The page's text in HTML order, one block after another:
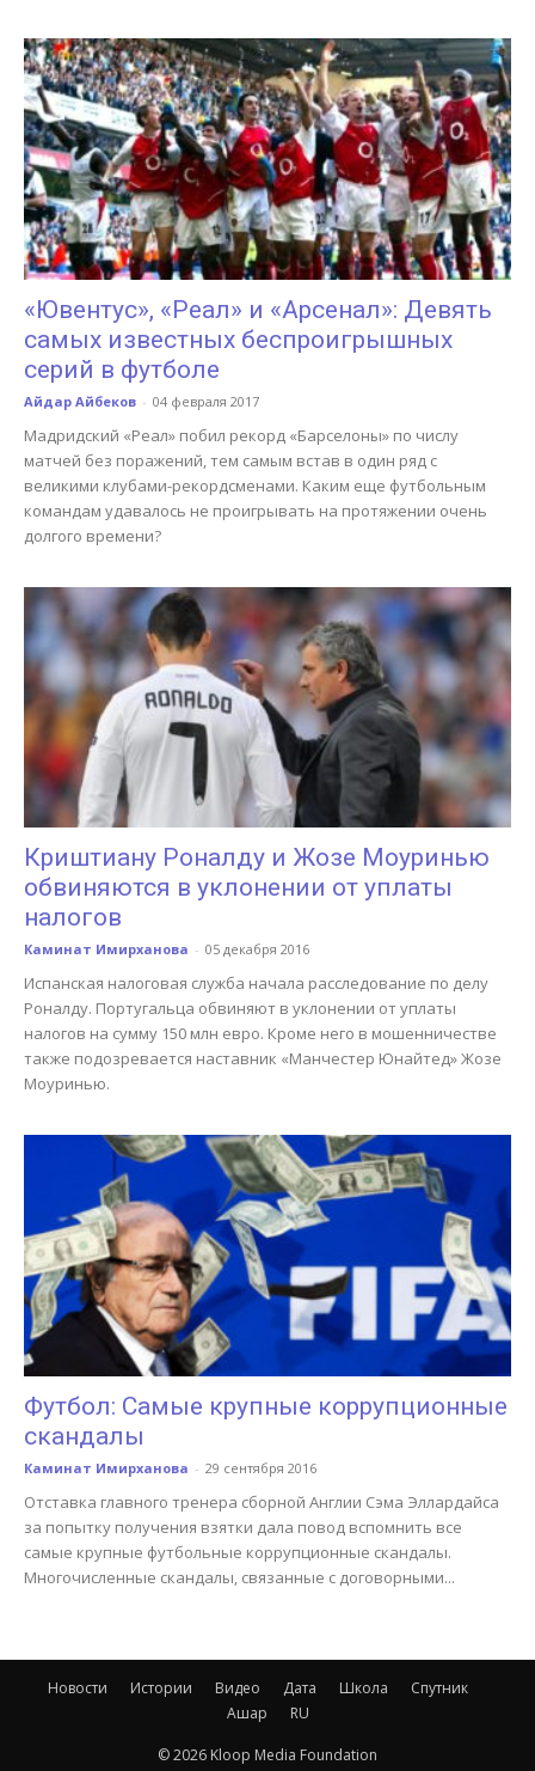
«Ювентус», «Реал» и «Арсенал»: Девять
самых известных беспроигрышных
серий в футболе
Айдар Айбеков - 04 февраля 2017
Мадридский «Реал» побил рекорд «Барселоны» по числу
матчей без поражений, тем самым встав в один ряд с
великими клубами-рекордсменами. Каким еще футбольным
командам удавалось не проигрывать на протяжении очень
долгого времени?
Криштиану Роналду и Жозе Моуринью
обвиняются в уклонении от уплаты
налогов
Каминат Имирханова - 05 декабря 2016
Испанская налоговая служба начала расследование по делу
Роналду. Португальца обвиняют в уклонении от уплаты
налогов на сумму 150 млн евро. Кроме него в мошенничестве
также подозревается наставник «Манчестер Юнайтед» Жозе
Моуринью.
Футбол: Самые крупные коррупционные
скандалы
Каминат Имирханова - 29 сентября 2016
Отставка главного тренера сборной Англии Сэма Эллардайса
за попытку получения взятки дала повод вспомнить все
самые крупные футбольные коррупционные скандалы.
Многочисленные скандалы, связанные с договорными...
Новости Истории Видео Дата Школа
Спутник
Ашар
RU
© 2026 Kloop Media Foundation